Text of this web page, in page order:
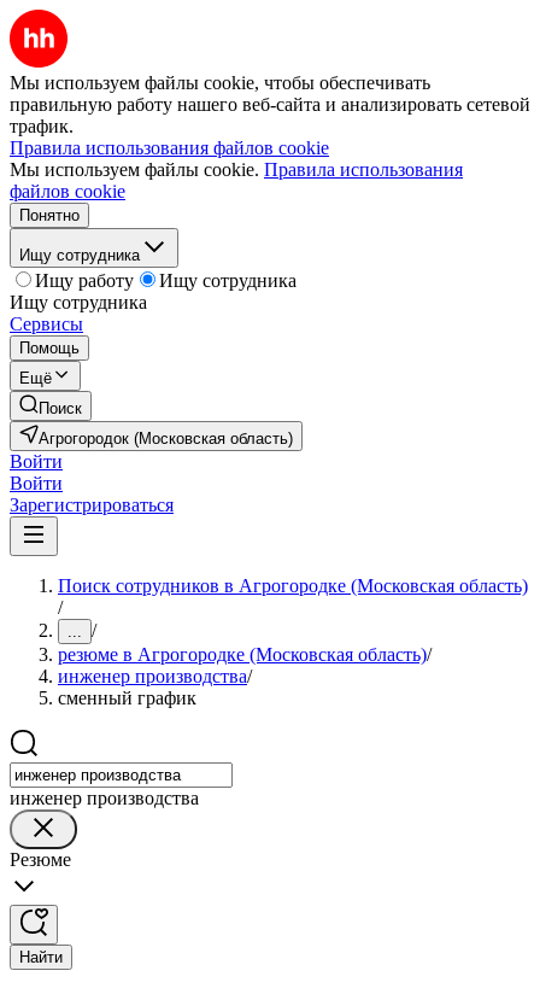
Мы используем файлы cookie, чтобы обеспечивать
правильную работу нашего веб-сайта и анализировать сетевой
трафик.
Правила использования файлов cookie
Мы используем файлы cookie. Правила использования
файлов cookie
Понятно
Ищу сотрудника
Ищу работу
Ищу сотрудника
Ищу сотрудника
Сервисы
Помощь
Ещё
Поиск
Агрогородок (Московская область)
Войти
Войти
Зарегистрироваться
Поиск сотрудников в Агрогородке (Московская область)
/
... /
резюме в Агрогородке (Московская область)/
инженер производства/
сменный график
инженер производства
Резюме
Найти